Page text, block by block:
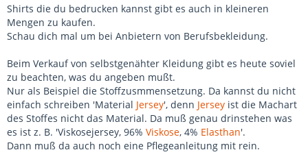
Shirts die du bedrucken kannst gibt es auch in kleineren
Mengen zu kaufen.
Schau dich mal um bei Anbietern von Berufsbekleidung.
Beim Verkauf von selbstgenähter Kleidung gibt es heute soviel
zu beachten, was du angeben mußt.
Nur als Beispiel die Stoffzusmmensetzung. Da kannst du nicht
einfach schreiben 'Material Jersey', denn Jersey ist die Machart
des Stoffes nicht das Material. Da muß genau drinstehen was
es ist z. B. 'Viskosejersey, 96% Viskose, 4% Elasthan'.
Dann muß da auch noch eine Pflegeanleitung mit rein.